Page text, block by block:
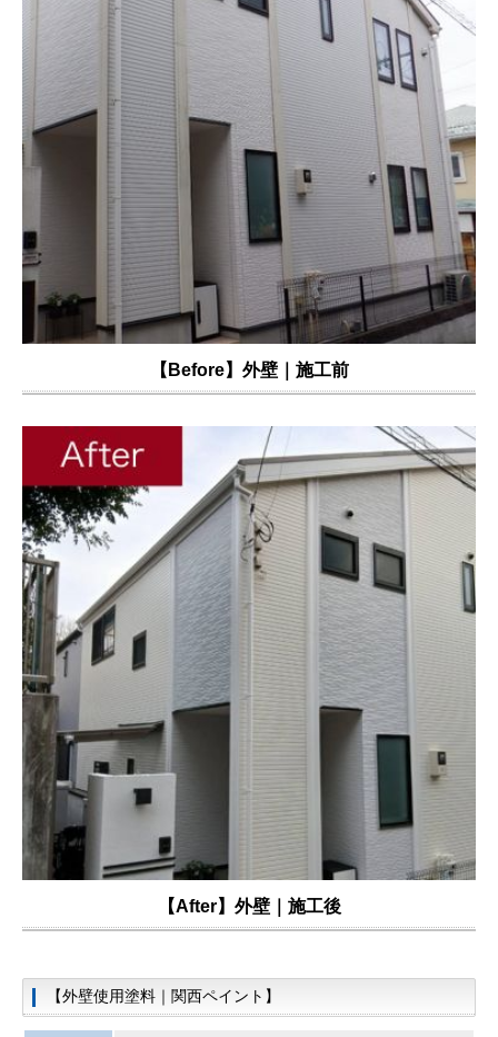
【Before】外壁｜施工前
【After】外壁｜施工後
【外壁使用塗料｜関西ペイント】